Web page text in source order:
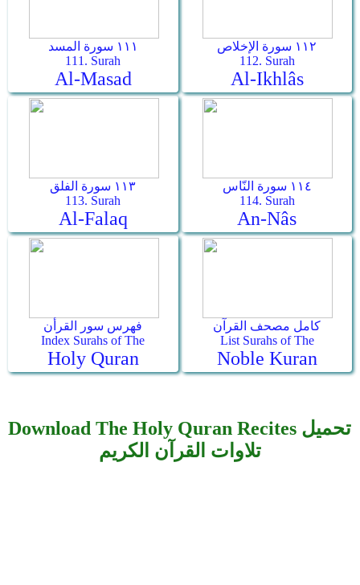
١١١ سورة المسد
111. Surah
Al-Masad
١١٢ سورة الإخلاص
112. Surah
Al-Ikhlâs
١١٣ سورة الفلق
113. Surah
Al-Falaq
١١٤ سورة النّاس
114. Surah
An-Nâs
فهرس سور القرأن
Index Surahs of The
Holy Quran
كامل مصحف القرآن
List Surahs of The
Noble Kuran
Download The Holy Quran Recites تحميل
تلاوات القرآن الكريم